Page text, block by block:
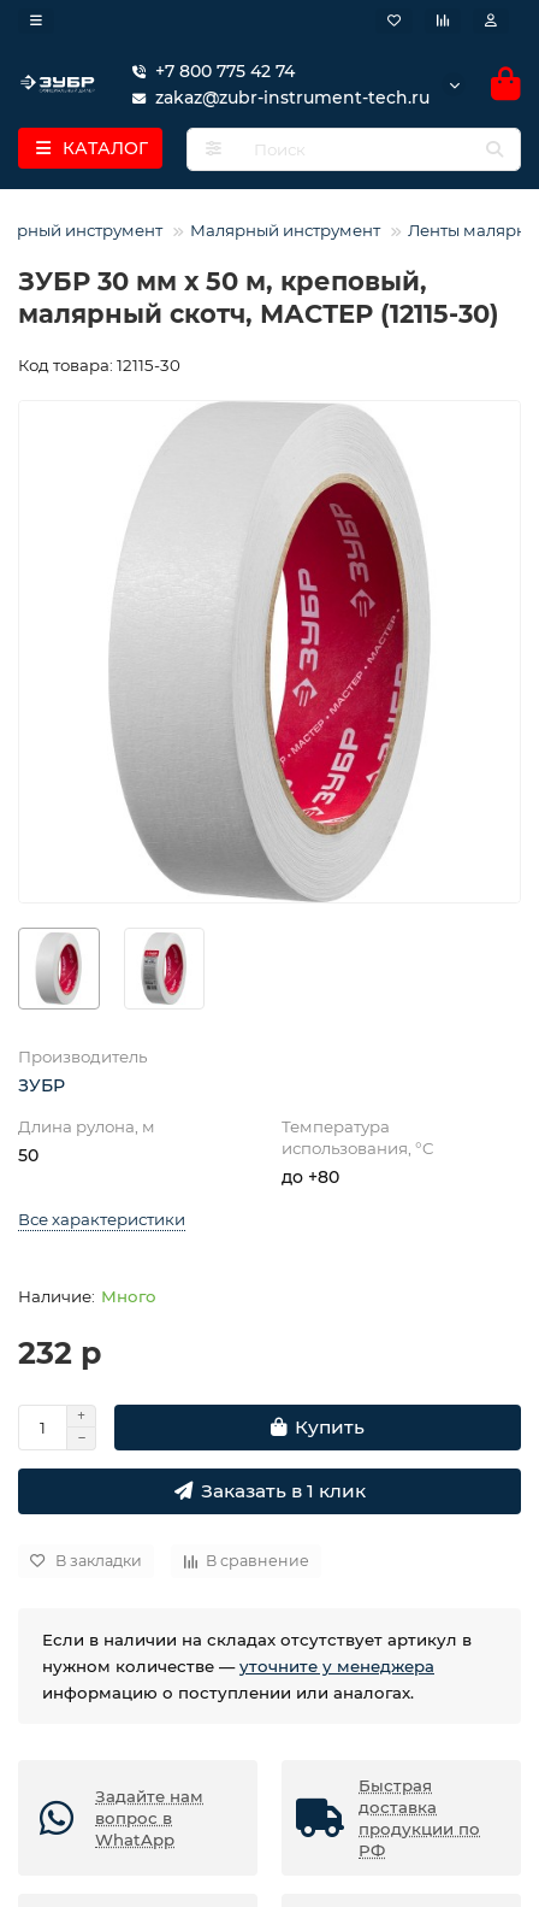
+7 800 775 42 74
zakaz@zubr-instrument-tech.ru
КАТАЛОГ
инструмент Малярный инструмент Ленты
ЗУБР 30 мм х 50 м, креповый,
малярный скотч, МАСТЕР (12115-30)
Код товара: 12115-30
Производитель
ЗУБР
Длина рулона, м
50
Температура
использования, °C
до +80
Все характеристики
Много
232 р
Купить
Заказать в 1 клик
В закладки В сравнение
Если в наличии на складах отсутствует артикул в
нужном количестве —уточните у менеджера
информацию о поступлении или аналогах.
Задайте нам
вопрос в
WhatApp
Быстрая
доставка
продукции по
РФ